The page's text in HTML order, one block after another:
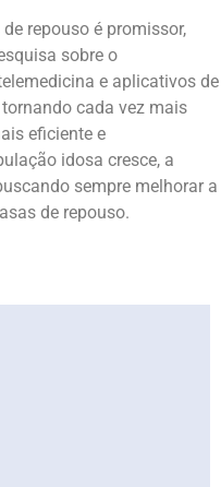
repouso é promissor,
sobre o
e aplicativos de
cada vez mais
eficiente e
idosa cresce, a
sempre melhorar a
de repouso.